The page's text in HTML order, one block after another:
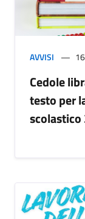
AVVISI
Cedole
testo per